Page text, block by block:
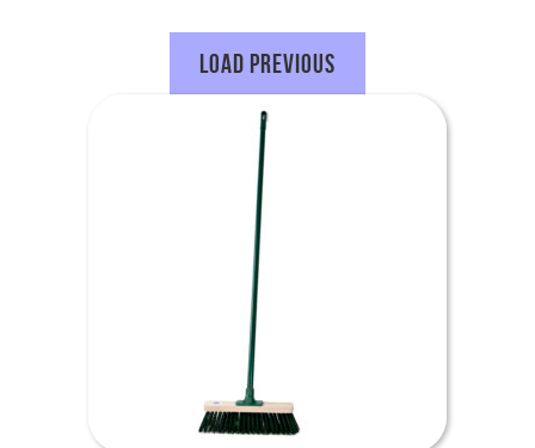
Load Previous